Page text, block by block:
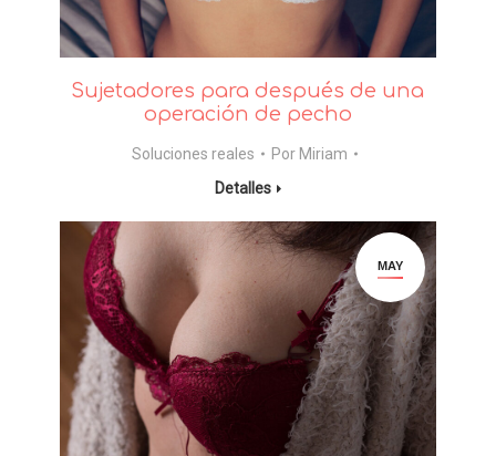
Sujetadores para después de una
operación de pecho
Soluciones reales Por Miriam
Detalles
MAY